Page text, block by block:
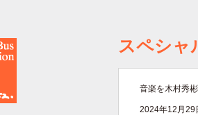
スペシャ
音楽を木村秀
2024年12月29